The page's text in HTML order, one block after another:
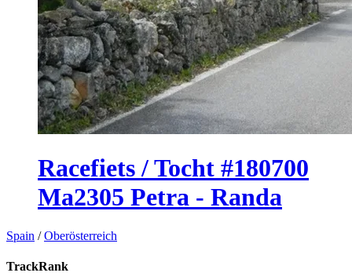
Racefiets / Tocht #180700
Ma2305 Petra - Randa
Spain /Oberösterreich
TrackRank